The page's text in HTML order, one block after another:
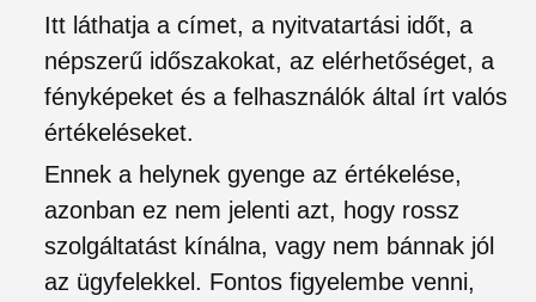
Itt láthatja a címet, a nyitvatartási időt, a
népszerű időszakokat, az elérhetőséget, a
fényképeket és a felhasználók által írt valós
értékeléseket.
Ennek a helynek gyenge az értékelése,
azonban ez nem jelenti azt, hogy rossz
szolgáltatást kínálna, vagy nem bánnak jól
az ügyfelekkel. Fontos figyelembe venni,